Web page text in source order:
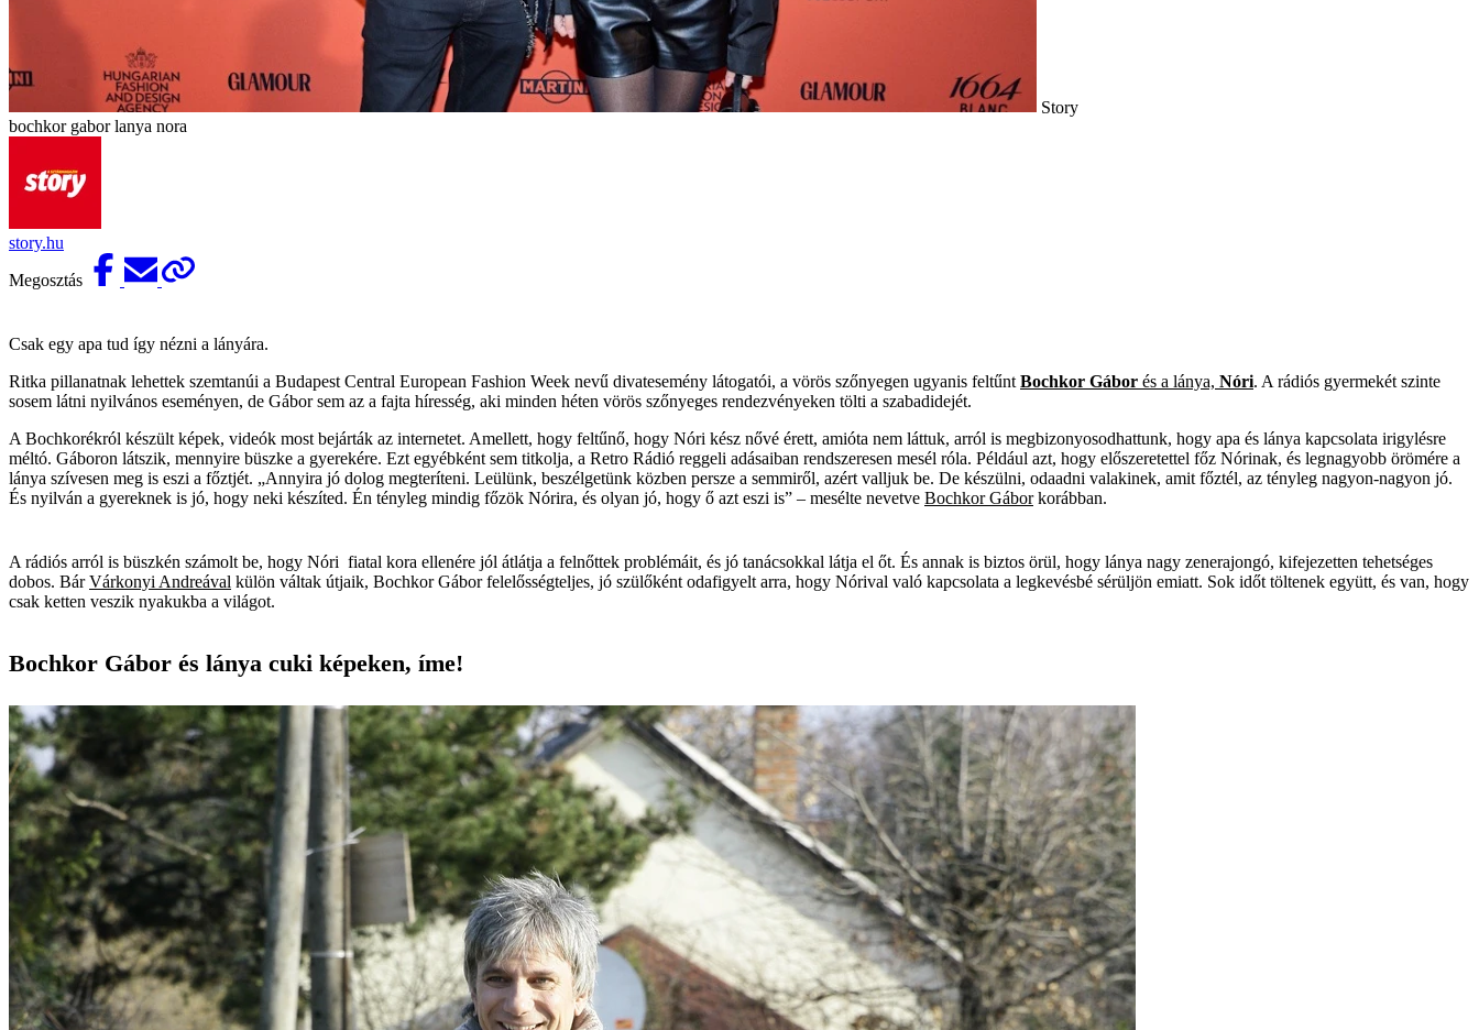
Story
bochkor gabor lanya nora
story.hu
Megosztás
Csak egy apa tud így nézni a lányára.
Ritka pillanatnak lehettek szemtanúi a Budapest Central European Fashion Week nevű divatesemény látogatói, a vörös szőnyegen ugyanis feltűnt Bochkor Gábor és a lánya, Nóri. A rádiós gyermekét szinte
sosem látni nyilvános eseményen, de Gábor sem az a fajta híresség, aki minden héten vörös szőnyeges rendezvényeken tölti a szabadidejét.
A Bochkorékról készült képek, videók most bejárták az internetet. Amellett, hogy feltűnő, hogy Nóri kész nővé érett, amióta nem láttuk, arról is megbizonyosodhattunk, hogy apa és lánya kapcsolata irigylésre
méltó. Gáboron látszik, mennyire büszke a gyerekére. Ezt egyébként sem titkolja, a Retro Rádió reggeli adásaiban rendszeresen mesél róla. Például azt, hogy előszeretettel főz Nórinak, és legnagyobb örömére a
lánya szívesen meg is eszi a főztjét. „Annyira jó dolog megteríteni. Leülünk, beszélgetünk közben persze a semmiről, azért valljuk be. De készülni, odaadni valakinek, amit főztél, az tényleg nagyon-nagyon jó.
És nyilván a gyereknek is jó, hogy neki készíted. Én tényleg mindig főzök Nórira, és olyan jó, hogy ő azt eszi is” – mesélte nevetve Bochkor Gáborkorábban.
A rádiós arról is büszkén számolt be, hogy Nóri fiatal kora ellenére jól átlátja a felnőttek problémáit, és jó tanácsokkal látja el őt. És annak is biztos örül, hogy lánya nagy zenerajongó, kifejezetten tehetséges
dobos. BárVárkonyi Andreával külön váltak útjaik, Bochkor Gábor felelősségteljes, jó szülőként odafigyelt arra, hogy Nórival való kapcsolata a legkevésbé sérüljön emiatt. Sok időt töltenek együtt, és van, hogy
csak ketten veszik nyakukba a világot.
Bochkor Gábor és lánya cuki képeken, íme!